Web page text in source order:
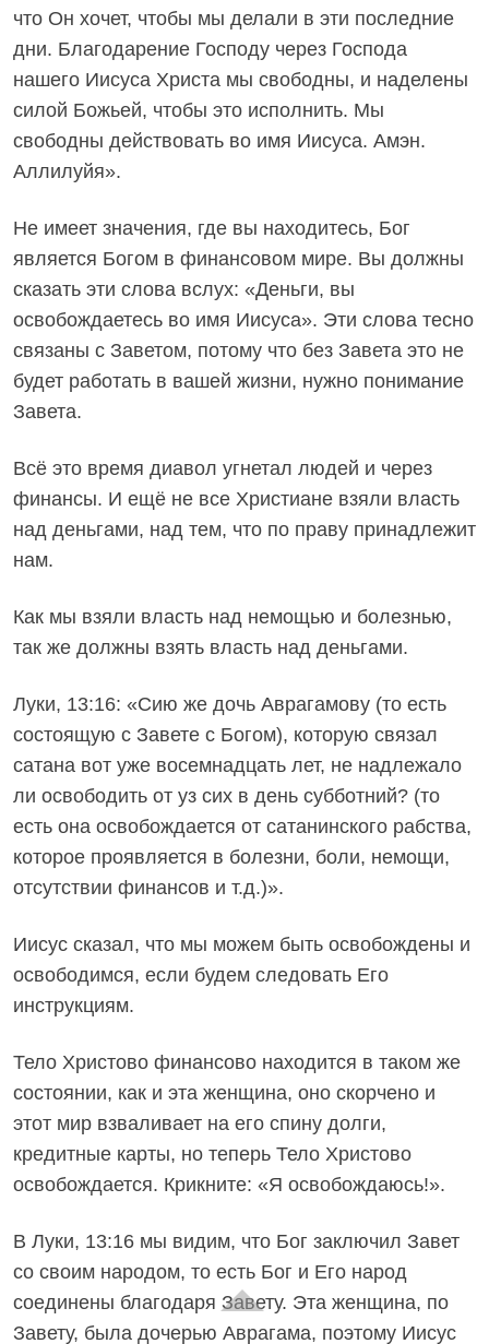
что Он хочет, чтобы мы делали в эти последние
дни. Благодарение Господу через Господа
нашего Иисуса Христа мы свободны, и наделены
силой Божьей, чтобы это исполнить. Мы
свободны действовать во имя Иисуса. Амэн.
Аллилуйя».
Не имеет значения, где вы находитесь, Бог
является Богом в финансовом мире. Вы должны
сказать эти слова вслух: «Деньги, вы
освобождаетесь во имя Иисуса». Эти слова тесно
связаны с Заветом, потому что без Завета это не
будет работать в вашей жизни, нужно понимание
Завета.
Всё это время диавол угнетал людей и через
финансы. И ещё не все Христиане взяли власть
над деньгами, над тем, что по праву принадлежит
нам.
Как мы взяли власть над немощью и болезнью,
так же должны взять власть над деньгами.
Луки, 13:16: «Сию же дочь Аврагамову (то есть
состоящую с Завете с Богом), которую связал
сатана вот уже восемнадцать лет, не надлежало
ли освободить от уз сих в день субботний? (то
есть она освобождается от сатанинского рабства,
которое проявляется в болезни, боли, немощи,
отсутствии финансов и т.д.)».
Иисус сказал, что мы можем быть освобождены и
освободимся, если будем следовать Его
инструкциям.
Тело Христово финансово находится в таком же
состоянии, как и эта женщина, оно скорчено и
этот мир взваливает на его спину долги,
кредитные карты, но теперь Тело Христово
освобождается. Крикните: «Я освобождаюсь!».
В Луки, 13:16 мы видим, что Бог заключил Завет
со своим народом, то есть Бог и Его народ
соединены благодаря Завету. Эта женщина, по
Завету, была дочерью Аврагама, поэтому Иисус